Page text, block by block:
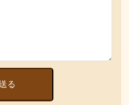
る